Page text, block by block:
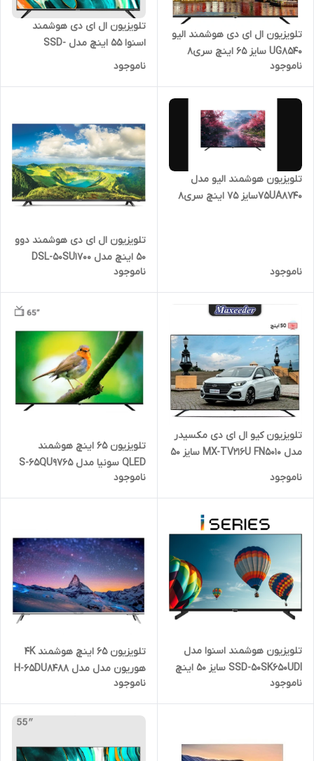
تلویزیون ال ای دی هوشمند الیو
UG8540 سایز 65 اینچ سری۸
ناموجود
تلویزیون ال ای دی هوشمند
اسنوا 55 اینچ مدل SSD-
55SK610US
ناموجود
تلویزیون هوشمند الیو مدل
75UA8740سایز 75 اینچ سری۸
ناموجود
تلویزیون ال ای دی هوشمند دوو
50 اینچ مدل DSL-50SU1700
ناموجود
تلویزیون کیو ال ای دی مکسیدر
مدل MX-TV216U FN5010 سایز 50
ناموجود
تلویزیون 65 اینچ هوشمند
QLED سونیا مدل S-65QU9765
ناموجود
تلویزیون هوشمند اسنوا مدل
SSD-50SK650UDI سایز 50 اینچ
ناموجود
تلویزیون 65 اینچ هوشمند 4K
هوریون مدل مدل H-65DU8488
ناموجود